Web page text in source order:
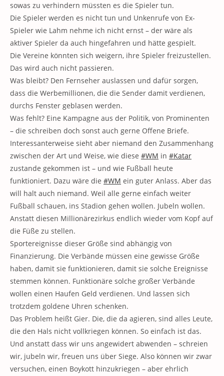
sowas zu verhindern müssten es die Spieler tun.
Die Spieler werden es nicht tun und Unkenrufe von Ex-
Spieler wie Lahm nehme ich nicht ernst – der wäre als
aktiver Spieler da auch hingefahren und hätte gespielt.
Die Vereine könnten sich weigern, ihre Spieler freizustellen.
Das wird auch nicht passieren.
Was bleibt? Den Fernseher auslassen und dafür sorgen,
dass die Werbemillionen, die die Sender damit verdienen,
durchs Fenster geblasen werden.
Was fehlt? Eine Kampagne aus der Politik, von Prominenten
– die schreiben doch sonst auch gerne Offene Briefe.
Interessanterweise sieht aber niemand den Zusammenhang
zwischen der Art und Weise, wie diese #WM in #Katar
zustande gekommen ist – und wie Fußball heute
funktioniert. Dazu wäre die #WM ein guter Anlass. Aber das
will halt auch niemand. Weil alle gerne einfach weiter
Fußball schauen, ins Stadion gehen wollen. Jubeln wollen.
Anstatt diesen Millionärezirkus endlich wieder vom Kopf auf
die Füße zu stellen.
Sportereignisse dieser Größe sind abhängig von
Finanzierung. Die Verbände müssen eine gewisse Größe
haben, damit sie funktionieren, damit sie solche Ereignisse
stemmen können. Funktionäre solche großer Verbände
wollen einen Haufen Geld verdienen. Und lassen sich
trotzdem goldene Uhren schenken.
Das Problem heißt Gier. Die, die da agieren, sind alles Leute,
die den Hals nicht vollkriegen können. So einfach ist das.
Und anstatt dass wir uns angewidert abwenden – schreien
wir, jubeln wir, freuen uns über Siege. Also können wir zwar
versuchen, einen Boykott hinzukriegen – aber ehrlich